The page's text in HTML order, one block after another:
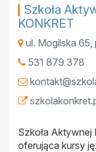
Szkoła
KONKRET
ul. Mogilska 65,
531 879 378
Szkoła Aktywnej
oferująca kursy